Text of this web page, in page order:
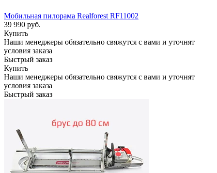
Мобильная пилорама Realforest RF11002
39 990 руб.
Купить
Наши менеджеры обязательно свяжутся с вами и уточнят
условия заказа
Быстрый заказ
Купить
Наши менеджеры обязательно свяжутся с вами и уточнят
условия заказа
Быстрый заказ